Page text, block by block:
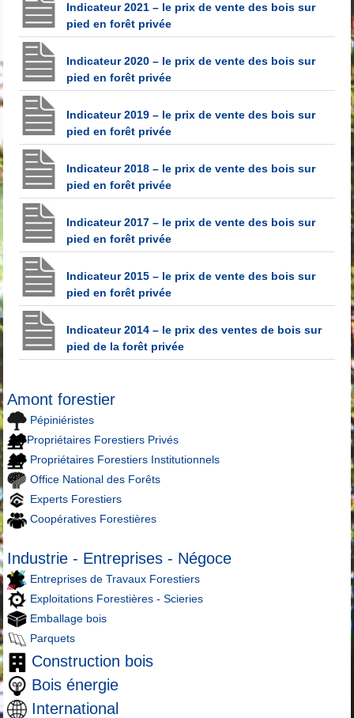
Indicateur 2021 – le prix de vente des bois sur
pied en forêt privée
Indicateur 2020 – le prix de vente des bois sur
pied en forêt privée
Indicateur 2019 – le prix de vente des bois sur
pied en forêt privée
Indicateur 2018 – le prix de vente des bois sur
pied en forêt privée
Indicateur 2017 – le prix de vente des bois sur
pied en forêt privée
Indicateur 2015 – le prix de vente des bois sur
pied en forêt privée
Indicateur 2014 – le prix des ventes de bois sur
pied de la forêt privée
Amont forestier
Pépiniéristes
Propriétaires Forestiers Privés
Propriétaires Forestiers Institutionnels
Office National des Forêts
Experts Forestiers
Coopératives Forestières
Industrie - Entreprises - Négoce
Entreprises de Travaux Forestiers
Exploitations Forestières - Scieries
Emballage bois
Parquets
Construction bois
Bois énergie
International